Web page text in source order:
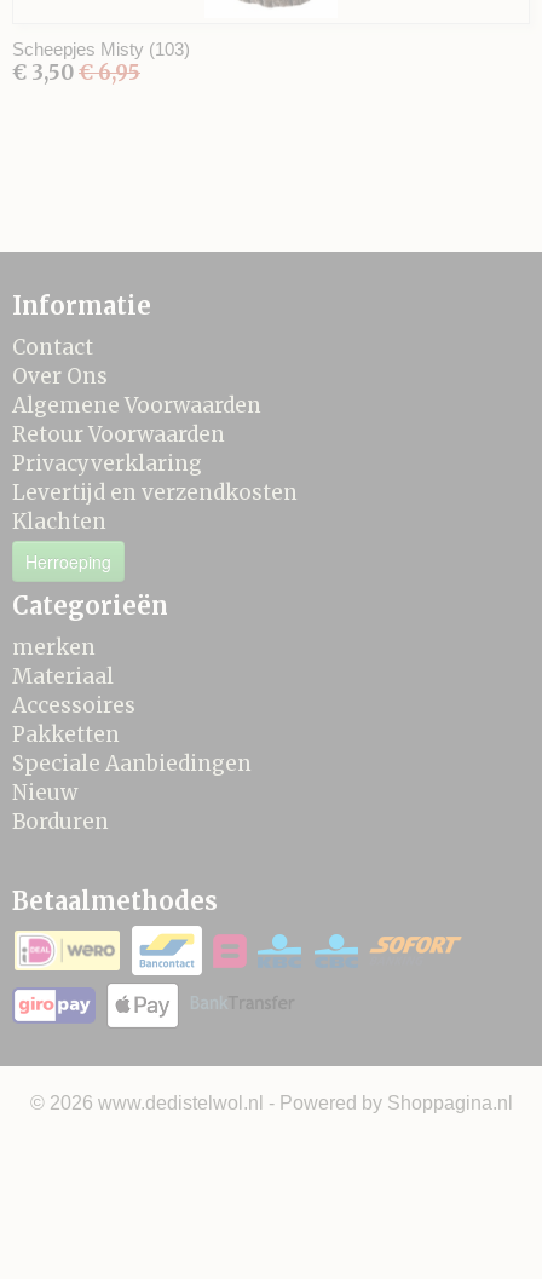
Scheepjes Misty (103)
€ 3,50€ 6,95
Informatie
Contact
Over Ons
Algemene Voorwaarden
Retour Voorwaarden
Privacyverklaring
Levertijd en verzendkosten
Klachten
Herroeping
Categorieën
merken
Materiaal
Accessoires
Pakketten
Speciale Aanbiedingen
Nieuw
Borduren
Betaalmethodes
© 2026 www.dedistelwol.nl - Powered by Shoppagina.nl